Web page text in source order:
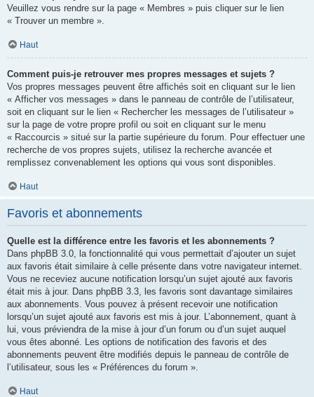
Veuillez vous rendre sur la page « Membres » puis cliquer sur le lien
« Trouver un membre ».
Haut
Comment puis-je retrouver mes propres messages et sujets ?
Vos propres messages peuvent être affichés soit en cliquant sur le lien
« Afficher vos messages » dans le panneau de contrôle de l’utilisateur,
soit en cliquant sur le lien « Rechercher les messages de l’utilisateur »
sur la page de votre propre profil ou soit en cliquant sur le menu
« Raccourcis » situé sur la partie supérieure du forum. Pour effectuer une
recherche de vos propres sujets, utilisez la recherche avancée et
remplissez convenablement les options qui vous sont disponibles.
Haut
Favoris et abonnements
Quelle est la différence entre les favoris et les abonnements ?
Dans phpBB 3.0, la fonctionnalité qui vous permettait d’ajouter un sujet
aux favoris était similaire à celle présente dans votre navigateur internet.
Vous ne receviez aucune notification lorsqu’un sujet ajouté aux favoris
était mis à jour. Dans phpBB 3.3, les favoris sont davantage similaires
aux abonnements. Vous pouvez à présent recevoir une notification
lorsqu’un sujet ajouté aux favoris est mis à jour. L’abonnement, quant à
lui, vous préviendra de la mise à jour d’un forum ou d’un sujet auquel
vous êtes abonné. Les options de notification des favoris et des
abonnements peuvent être modifiés depuis le panneau de contrôle de
l’utilisateur, sous les « Préférences du forum ».
Haut